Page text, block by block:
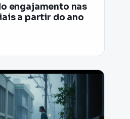
engajamento nas
a partir do ano